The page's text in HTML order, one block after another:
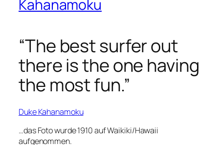
Kahanamoku
“The best surfer out
there is the one having
the most fun.”
Duke Kahanamoku
…das Foto wurde 1910 auf Waikiki/Hawaii
aufgenommen.